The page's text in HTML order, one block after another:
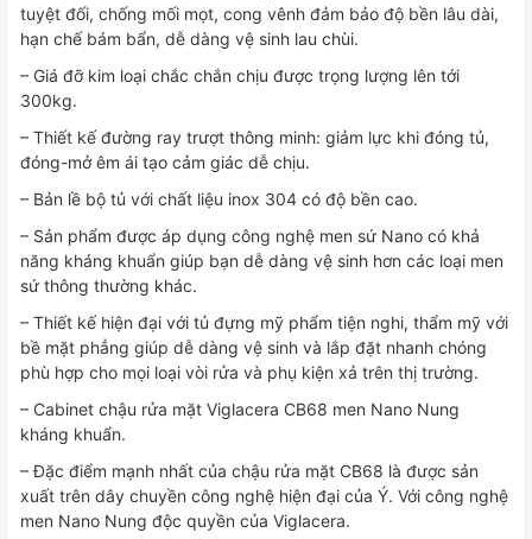
tuyệt đối, chống mối mọt, cong vênh đảm bảo độ bền lâu dài,
hạn chế bám bẩn, dễ dàng vệ sinh lau chùi.
– Giá đỡ kim loại chắc chắn chịu được trọng lượng lên tới
300kg.
– Thiết kế đường ray trượt thông minh: giảm lực khi đóng tủ,
đóng-mở êm ái tạo cảm giác dễ chịu.
– Bản lề bộ tủ với chất liệu inox 304 có độ bền cao.
– Sản phẩm được áp dụng công nghệ men sứ Nano có khả
năng kháng khuẩn giúp bạn dễ dàng vệ sinh hơn các loại men
sứ thông thường khác.
– Thiết kế hiện đại với tủ đựng mỹ phẩm tiện nghi, thẩm mỹ với
bề mặt phẳng giúp dễ dàng vệ sinh và lắp đặt nhanh chóng
phù hợp cho mọi loại vòi rửa và phụ kiện xả trên thị trường.
– Cabinet chậu rửa mặt Viglacera CB68 men Nano Nung
kháng khuẩn.
– Đặc điểm mạnh nhất của chậu rửa mặt CB68 là được sản
xuất trên dây chuyền công nghệ hiện đại của Ý. Với công nghệ
men Nano Nung độc quyền của Viglacera.